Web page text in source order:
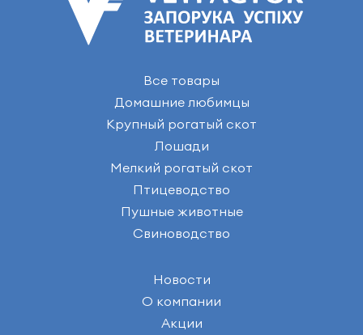
Все товары
Домашние любимцы
Крупный рогатый скот
Лошади
Мелкий рогатый скот
Птицеводство
Пушные животные
Свиноводство
Новости
О компании
Акции